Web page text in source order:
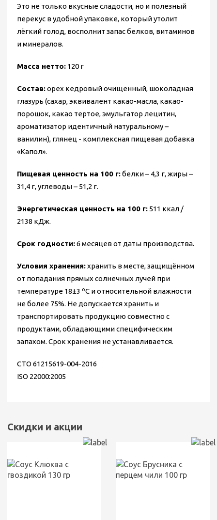
Это не только вкусные сладости, но и полезный
перекус в удобной упаковке, который утолит
лёгкий голод, восполнит запас белков, витаминов
и минералов.
Масса нетто: 120 г
Состав:орех кедровый очищенный, шоколадная
глазурь (сахар, эквивалент какао-масла, какао-
порошок, какао тертое, эмульгатор лецитин,
ароматизатор идентичный натуральному –
ванилин), глянец - комплексная пищевая добавка
«Капол».
Пищевая ценность на 100 г:белки – 4,3 г, жиры –
31,4 г, углеводы – 51,2 г.
Энергетическая ценность на 100 г: 511 ккал /
2138 кДж.
Срок годности:6 месяцев от даты производства.
Условия хранения:хранить в месте, защищённом
от попадания прямых солнечных лучей при
температуре 18±3 ºС и относительной влажности
не более 75%. Не допускается хранить и
транспортировать продукцию совместно с
продуктами, обладающими специфическим
запахом. Срок хранения не устанавливается.
СТО 61215619-004-2016
ISO 22000:2005
Скидки и акции